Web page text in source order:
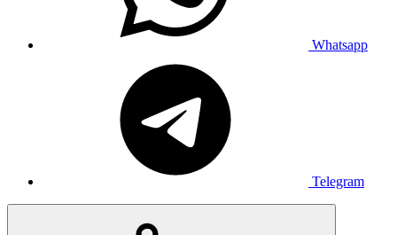
Whatsapp
Telegram